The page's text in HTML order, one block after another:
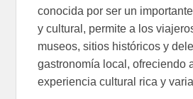
conocida por ser un
y cultural, permite a los
museos, sitios históricos y
gastronomía local, ofreciendo
experiencia cultural rica y